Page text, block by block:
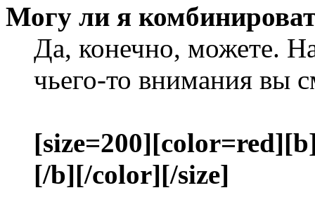
Могу ли я
Да, конечно, можете.
чьего-то внимания вы
[/b][/color][/size]